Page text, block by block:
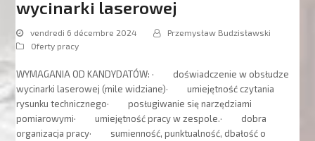
wycinarki laserowej
vendredi 6 décembre 2024
Przemysław Budzisławski
Oferty pracy
WYMAGANIA OD KANDYDATÓW: · doświadczenie w obsłudze
wycinarki laserowej (mile widziane)· umiejętność czytania
rysunku technicznego· posługiwanie się narzędziami
pomiarowymi· umiejętność pracy w zespole.· dobra
organizacja pracy· sumienność, punktualność, dbałość o